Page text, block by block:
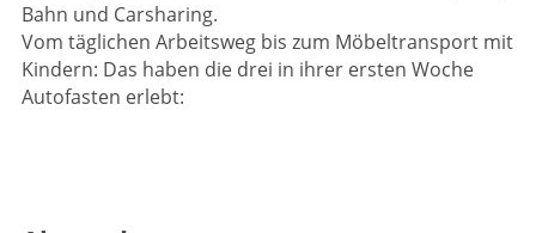
Bahn und Carsharing.
Vom täglichen Arbeitsweg bis zum Möbeltransport mit
Kindern: Das haben die drei in ihrer ersten Woche
Autofasten erlebt: